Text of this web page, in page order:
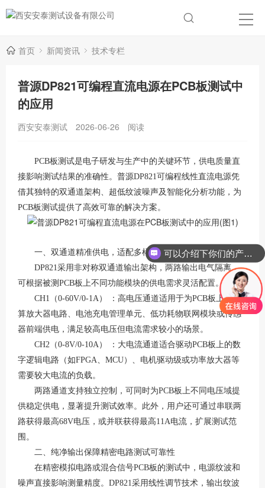
首页 新闻资讯 技术专栏
普源DP821可编程直流电源在PCB板测试中
的应用
西安安泰测试 2026-06-26 阅读
PCB板测试是电子研发与生产中的关键环节，供电质量直
接影响测试结果的准确性。普源DP821可编程线性直流电源凭
借其独特的双通道架构、超低纹波噪声及智能化分析功能，为
PCB板测试提供了高效可靠的解决方案。
一、双通道精准供电，适配多样化测试需求
DP821采用非对称双通道输出架构，两路输出电气隔离，
可根据被测PCB板上不同功能模块的供电需求灵活配置。
CH1（0-60V/0-1A） ：高电压通道适用于为PCB板上的运
算放大器电路、电池充电管理单元、低功耗物联网模块或传感
器前端供电，满足较高电压但电流需求较小的场景。
CH2（0-8V/0-10A） ：大电流通道适合驱动PCB板上的数
字逻辑电路（如FPGA、MCU）、电机驱动级或功率放大器等
需要较大电流的负载。
两路通道支持独立控制，可同时为PCB板上不同电压域提
供稳定供电，显著提升测试效率。此外，用户还可通过串联两
路获得最高68V电压，或并联获得最高11A电流，扩展测试范
围 。
二、纯净输出保障精密电路测试可靠性
在精密模拟电路或混合信号PCB板的测试中，电源纹波和
噪声直接影响测量精度。DP821采用线性调节技术，输出纹波
可以介绍下你们的产品么？